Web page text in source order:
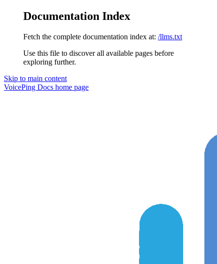
Documentation Index
Fetch the complete documentation index at: /llms.txt
Use this file to discover all available pages before
exploring further.
Skip to main content
VoicePing Docs home page